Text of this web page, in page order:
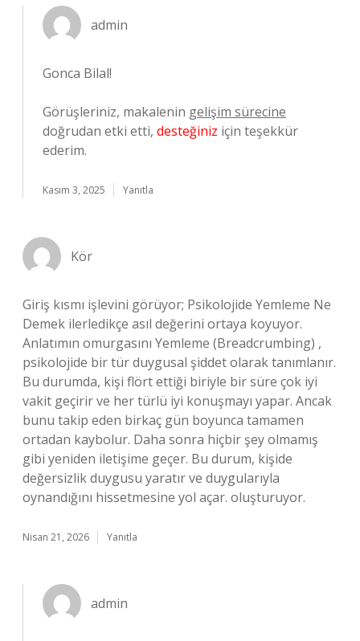
admin
Gonca Bilal!
Görüşleriniz, makalenin gelişim sürecine
doğrudan etki etti, desteğiniz için teşekkür
ederim.
Kasım 3, 2025 Yanıtla
Kör
Giriş kısmı işlevini görüyor; Psikolojide Yemleme Ne
Demek ilerledikçe asıl değerini ortaya koyuyor.
Anlatımın omurgasını Yemleme (Breadcrumbing) ,
psikolojide bir tür duygusal şiddet olarak tanımlanır.
Bu durumda, kişi flört ettiği biriyle bir süre çok iyi
vakit geçirir ve her türlü iyi konuşmayı yapar. Ancak
bunu takip eden birkaç gün boyunca tamamen
ortadan kaybolur. Daha sonra hiçbir şey olmamış
gibi yeniden iletişime geçer. Bu durum, kişide
değersizlik duygusu yaratır ve duygularıyla
oynandığını hissetmesine yol açar. oluşturuyor.
Nisan 21, 2026 Yanıtla
admin